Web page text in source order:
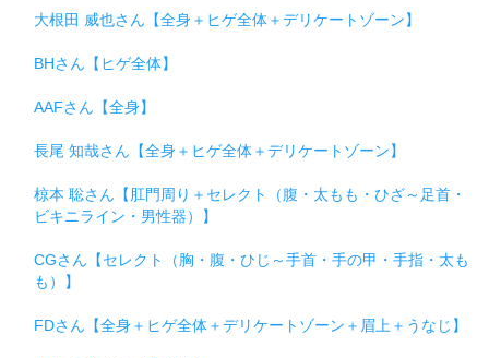
大根田 威也さん【全身＋ヒゲ全体＋デリケートゾーン】
BHさん【ヒゲ全体】
AAFさん【全身】
長尾 知哉さん【全身＋ヒゲ全体＋デリケートゾーン】
椋本 聡さん【肛門周り＋セレクト（腹・太もも・ひざ～足首・
ビキニライン・男性器）】
CGさん【セレクト（胸・腹・ひじ～手首・手の甲・手指・太も
も）】
FDさん【全身＋ヒゲ全体＋デリケートゾーン＋眉上＋うなじ】